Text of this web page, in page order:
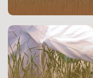
L'institut valorise
sens du service et
agriculture